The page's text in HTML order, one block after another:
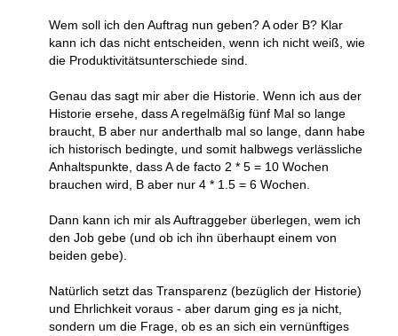
Wem soll ich den Auftrag nun geben? A oder B? Klar
kann ich das nicht entscheiden, wenn ich nicht weiß, wie
die Produktivitätsunterschiede sind.
Genau das sagt mir aber die Historie. Wenn ich aus der
Historie ersehe, dass A regelmäßig fünf Mal so lange
braucht, B aber nur anderthalb mal so lange, dann habe
ich historisch bedingte, und somit halbwegs verlässliche
Anhaltspunkte, dass A de facto 2 * 5 = 10 Wochen
brauchen wird, B aber nur 4 * 1.5 = 6 Wochen.
Dann kann ich mir als Auftraggeber überlegen, wem ich
den Job gebe (und ob ich ihn überhaupt einem von
beiden gebe).
Natürlich setzt das Transparenz (bezüglich der Historie)
und Ehrlichkeit voraus - aber darum ging es ja nicht,
sondern um die Frage, ob es an sich ein vernünftiges